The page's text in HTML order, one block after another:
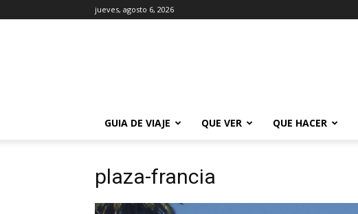
jueves, agosto 6, 2026
GUIA DE VIAJE
QUE VER QUE HACER
plaza-francia